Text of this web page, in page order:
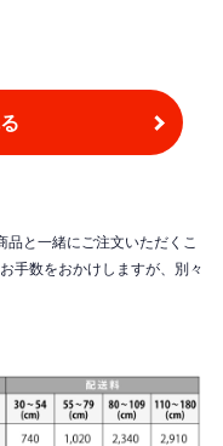
と一緒にご注文いただくこ
手数をおかけしますが、別々